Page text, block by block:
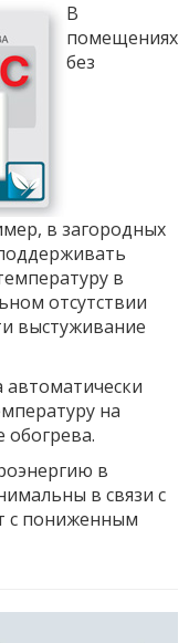
В
помещениях
без
в загородных
в
отсутствии
выстуживание
на
обогрева.
в
в связи с
с пониженным